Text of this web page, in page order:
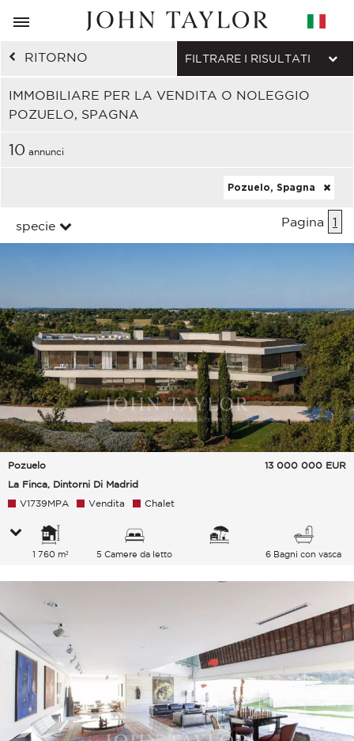
RITORNO
IMMOBILIARE PER LA VENDITA O NOLEGGIO
POZUELO, SPAGNA
FILTRARE I RISULTATI
10 annunci
Pozuelo, Spagna
specie Pagina 1
Pozuelo
La Finca, Dintorni Di Madrid
13 000 000 EUR
V1739MPA Vendita Chalet
1 760 m² 5 Camere da letto 6 Bagni con vasca